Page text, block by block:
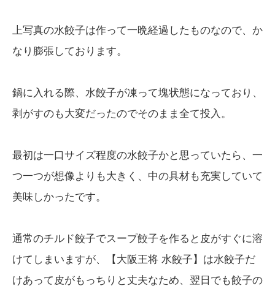
上写真の水餃子は作って一晩経過したものなので、か
なり膨張しております。
鍋に入れる際、水餃子が凍って塊状態になっており、
剥がすのも大変だったのでそのまま全て投入。
最初は一口サイズ程度の水餃子かと思っていたら、一
つ一つが想像よりも大きく、中の具材も充実していて
美味しかったです。
通常のチルド餃子でスープ餃子を作ると皮がすぐに溶
けてしまいますが、【大阪王将 水餃子】は水餃子だ
けあって皮がもっちりと丈夫なため、翌日でも餃子の